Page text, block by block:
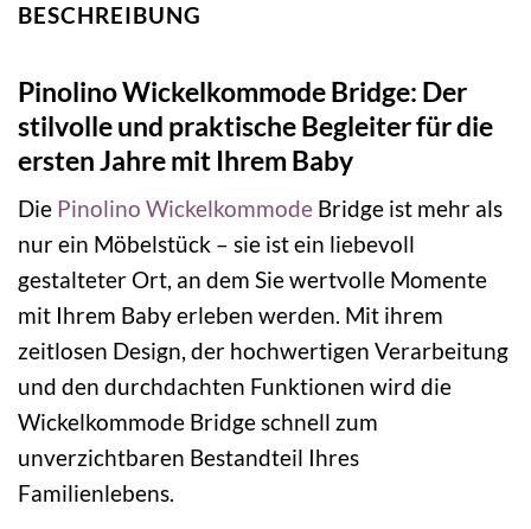
BESCHREIBUNG
Pinolino Wickelkommode Bridge: Der
stilvolle und praktische Begleiter für die
ersten Jahre mit Ihrem Baby
Die Pinolino Wickelkommode Bridge ist mehr als
nur ein Möbelstück – sie ist ein liebevoll
gestalteter Ort, an dem Sie wertvolle Momente
mit Ihrem Baby erleben werden. Mit ihrem
zeitlosen Design, der hochwertigen Verarbeitung
und den durchdachten Funktionen wird die
Wickelkommode Bridge schnell zum
unverzichtbaren Bestandteil Ihres
Familienlebens.